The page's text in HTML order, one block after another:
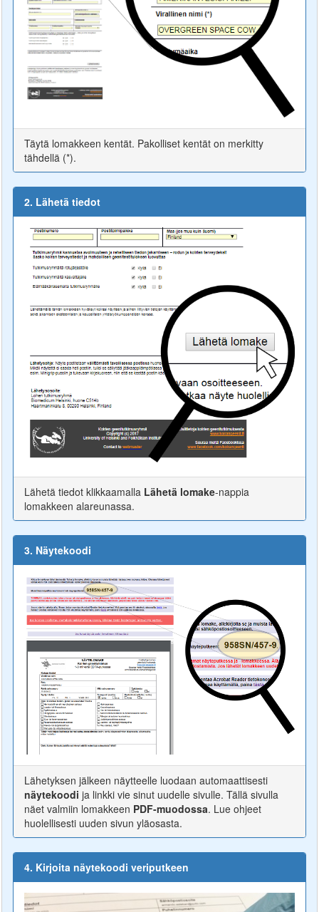
Täytä lomakkeen kentät. Pakolliset kentät on merkitty
tähdellä (*).
2. Lähetä tiedot
Lähetä tiedot klikkaamalla Lähetä lomake-nappia
lomakkeen alareunassa.
3. Näytekoodi
Lähetyksen jälkeen näytteelle luodaan automaattisesti
näytekoodi ja linkki vie sinut uudelle sivulle. Tällä sivulla
näet valmiin lomakkeen PDF-muodossa. Lue ohjeet
huolellisesti uuden sivun yläosasta.
4. Kirjoita näytekoodi veriputkeen